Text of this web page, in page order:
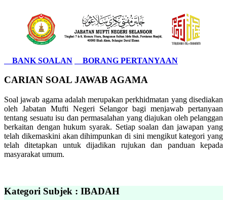
BANK SOALAN BORANG PERTANYAAN
CARIAN SOAL JAWAB AGAMA
Soal jawab agama adalah merupakan perkhidmatan yang disediakan
oleh Jabatan Mufti Negeri Selangor bagi menjawab pertanyaan
tentang sesuatu isu dan permasalahan yang diajukan oleh pelanggan
berkaitan dengan hukum syarak. Setiap soalan dan jawapan yang
telah dikemaskini akan dihimpunkan di sini mengikut kategori yang
telah ditetapkan untuk dijadikan rujukan dan panduan kepada
masyarakat umum.
Kategori Subjek : IBADAH